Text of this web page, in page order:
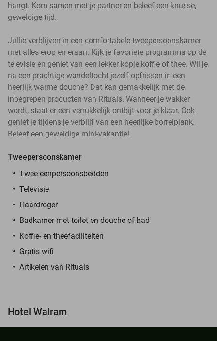
hangt. Kom samen met je partner en beleef een knusse,
geweldige tijd.
Jullie verblijven in een comfortabele tweepersoonskamer
met alles erop en eraan. Kijk je favoriete programma op de
televisie en geniet van een lekker kopje koffie of thee. Wil je
na een prachtige wandeltocht jezelf opfrissen in een
heerlijk warme douche? Dat kan gemakkelijk met de
inbegrepen producten van Rituals. Wanneer je wakker
wordt, staat er een verrukkelijk ontbijt voor je klaar. Ook
geniet je tijdens je verblijf van een heerlijke borrelplank.
Beleef een geweldige mini-vakantie!
Tweepersoonskamer
Twee eenpersoonsbedden
Televisie
Haardroger
Badkamer met toilet en douche of bad
Koffie- en theefaciliteiten
Gratis wifi
Artikelen van Rituals
Hotel Walram